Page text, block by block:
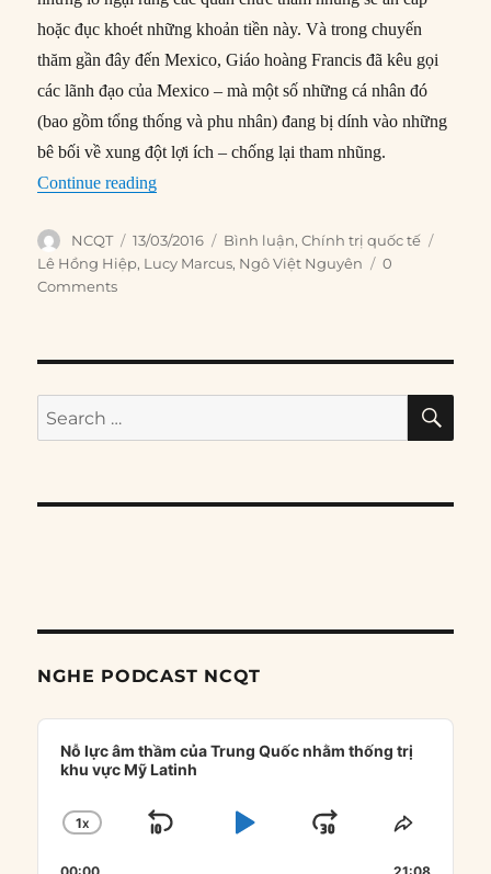
hoặc đục khoét những khoản tiền này. Và trong chuyến
thăm gần đây đến Mexico, Giáo hoàng Francis đã kêu gọi
các lãnh đạo của Mexico – mà một số những cá nhân đó
(bao gồm tổng thống và phu nhân) đang bị dính vào những
bê bối về xung đột lợi ích – chống lại tham nhũng.
Continue reading“Điều gì giúp đánh bại tham nhũng?”
Author
NCQT
Posted
on
13/03/2016 Categories
Bình luận,Chính trị quốc tế
Lê Hồng Hiệp, Lucy Marcus, Ngô Việt Nguyên
0
Comments
Search
for:
NGHE PODCAST NCQT
Audio
Player
Nỗ lực âm thầm của Trung Quốc nhằm thống trị
khu vực Mỹ Latinh
CHANGE
1X
SKIP
PLAYJUMPSHARE